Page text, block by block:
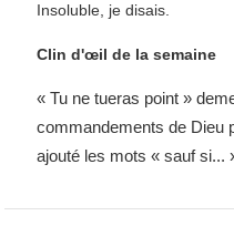
Insoluble, je disais.
Clin d'œil de la semaine
« Tu ne tueras point »
commandements de Dieu
ajouté les mots « sauf si...